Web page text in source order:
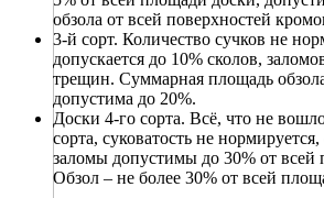
обзола от всей поверхностей
3-й сорт. Количество сучков не
допускается до 10% сколов,
трещин. Суммарная площадь
допустима до 20%.
Доски 4-го сорта. Всё, что не
сорта, суковатость не
заломы допустимы до 30% от всей
Обзол – не более 30% от всей